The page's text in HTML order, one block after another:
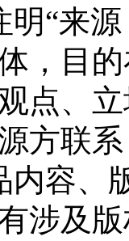
明“来
，目
点、
方联
内容、
涉及